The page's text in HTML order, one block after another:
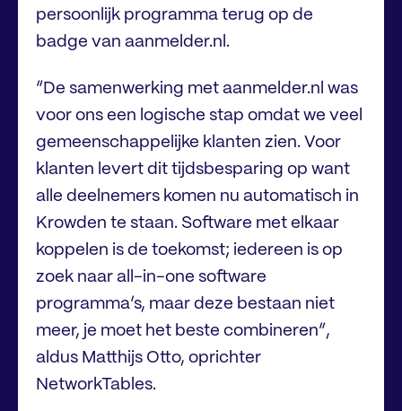
persoonlijk programma terug op de
badge van aanmelder.nl.
“De samenwerking met aanmelder.nl was
voor ons een logische stap omdat we veel
gemeenschappelijke klanten zien. Voor
klanten levert dit tijdsbesparing op want
alle deelnemers komen nu automatisch in
Krowden te staan. Software met elkaar
koppelen is de toekomst; iedereen is op
zoek naar all-in-one software
programma’s, maar deze bestaan niet
meer, je moet het beste combineren”,
aldus Matthijs Otto, oprichter
NetworkTables.